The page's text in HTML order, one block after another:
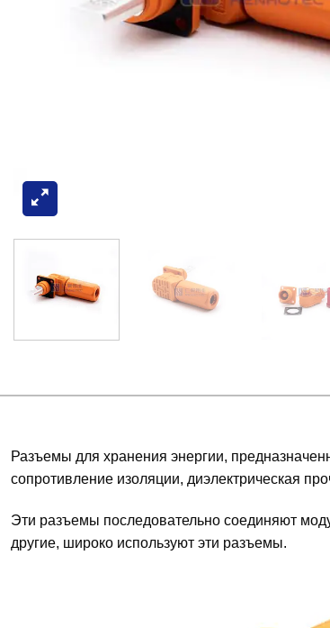
Разъемы для хранения энергии,
сопротивление изоляции, диэлектрическая
Эти разъемы последовательно соединяют
другие, широко используют эти разъемы.